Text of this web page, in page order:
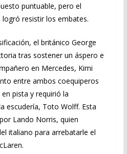
puntuable, pero el
resistir los embates.
el británico George
tras sostener un áspero e
en Mercedes, Kimi
entre ambos coequiperos
pista y requirió la
escudería, Toto Wolff. Esta
Lando Norris, quien
italiano para arrebatarle el